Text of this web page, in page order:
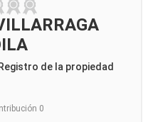
de la propiedad
0